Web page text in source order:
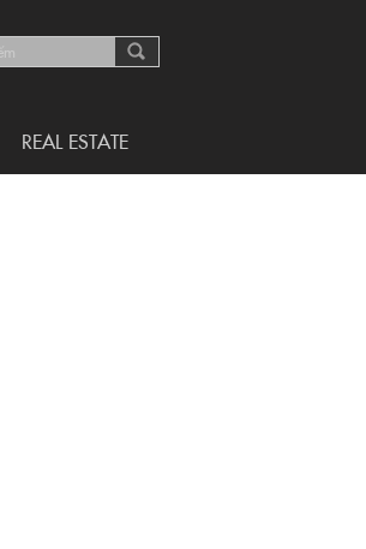
REAL ESTATE